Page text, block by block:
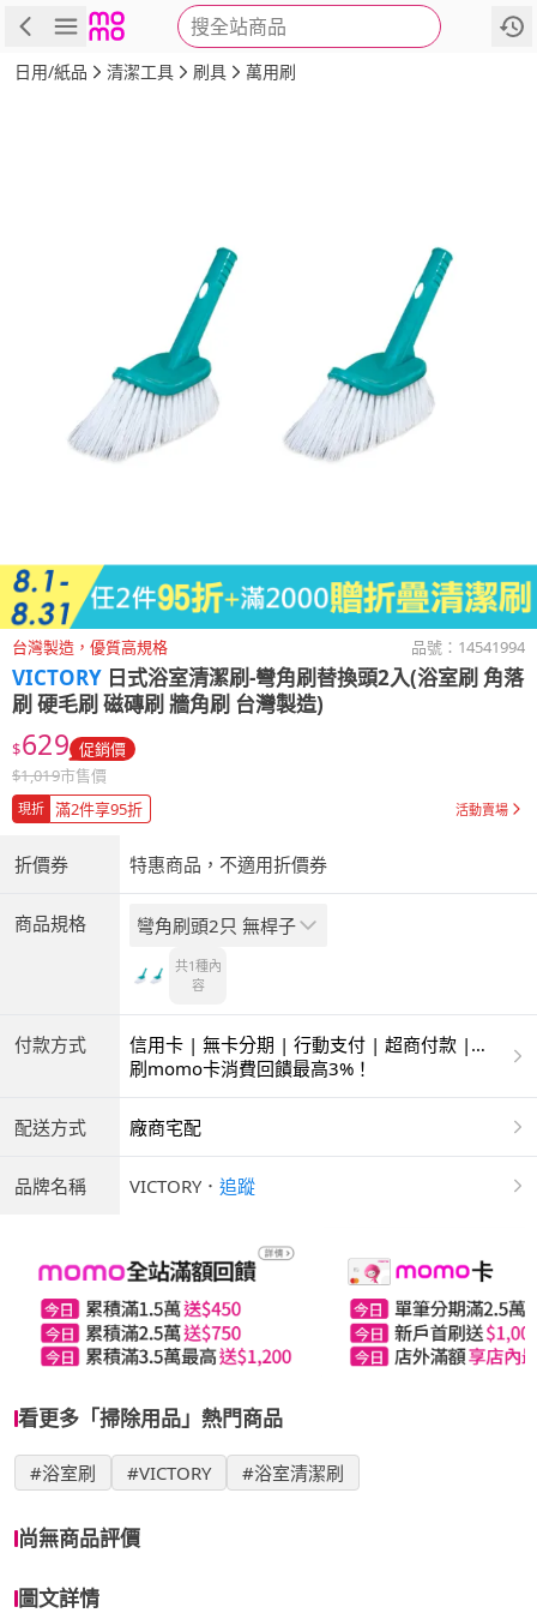
搜全站商品
商品 評價 詳情
日用/紙品 清潔工具 刷具 萬用刷
台灣製造，優質高規格 品號： 14541994
VICTORY 日式浴室清潔刷-彎角刷替換頭2入(浴室刷 角落
刷 硬毛刷 磁磚刷 牆角刷 台灣製造)
$629 促銷價
$1,019市售價
現折 滿2件享95折 活動賣場
折價券 特惠商品，不適用折價券
商品規格 彎角刷頭2只 無桿子
共1種內
容
付款方式
信用卡 | 無卡分期 | 行動支付 | 超商付款 |
ATM | 銀聯卡
刷momo卡消費回饋最高3%！
配送方式 廠商宅配
品牌名稱 VICTORY ． 追蹤
看更多「掃除用品」熱門商品
#浴室刷 #VICTORY #浴室清潔刷
尚無商品評價
圖文詳情